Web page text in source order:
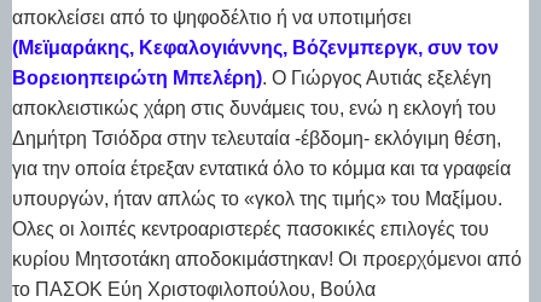
αποκλείσει από το ψηφοδέλτιο ή να υποτιμήσει
(Μεϊμαράκης, Κεφαλογιάννης, Βόζενμπεργκ, συν τον
Βορειοηπειρώτη Μπελέρη). Ο Γιώργος Αυτιάς εξελέγη
αποκλειστικώς χάρη στις δυνάμεις του, ενώ η εκλογή του
Δημήτρη Τσιόδρα στην τελευταία -έβδομη- εκλόγιμη θέση,
για την οποία έτρεξαν εντατικά όλο το κόμμα και τα γραφεία
υπουργών, ήταν απλώς το «γκολ της τιμής» του Μαξίμου.
Ολες οι λοιπές κεντροαριστερές πασοκικές επιλογές του
κυρίου Μητσοτάκη αποδοκιμάστηκαν! Οι προερχόμενοι από
το ΠΑΣΟΚ Εύη Χριστοφιλοπούλου, Βούλα